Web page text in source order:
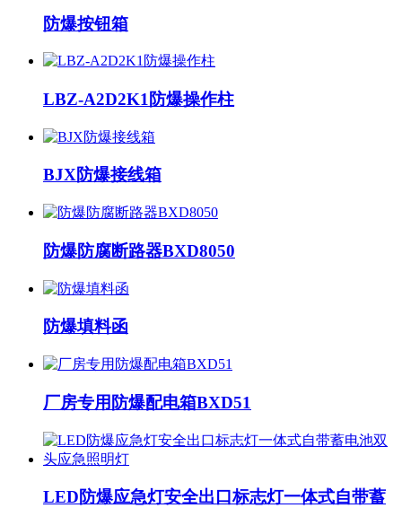
防爆按钮箱
LBZ-A2D2K1防爆操作柱
BJX防爆接线箱
防爆防腐断路器BXD8050
防爆填料函
厂房专用防爆配电箱BXD51
LED防爆应急灯安全出口标志灯一体式自带蓄